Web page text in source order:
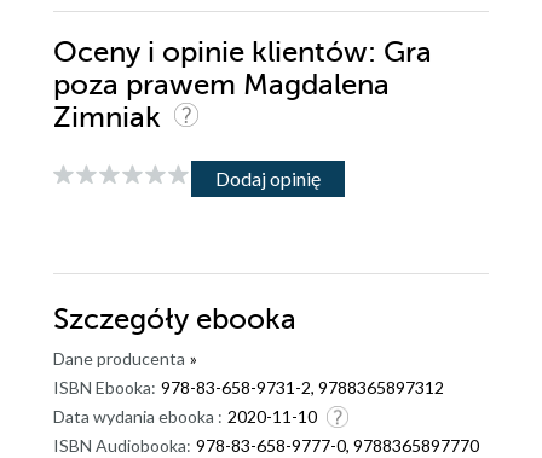
Oceny i opinie klientów: Gra
poza prawem Magdalena
Zimniak
Dodaj opinię
Szczegóły ebooka
Dane producenta »
ISBN Ebooka: 978-83-658-9731-2, 9788365897312
Data wydania ebooka : 2020-11-10
ISBN Audiobooka: 978-83-658-9777-0, 9788365897770